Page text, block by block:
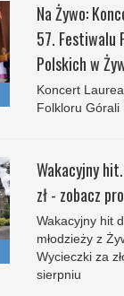
Na Żywo:
57. Festiwalu
Polskich w
Koncert
Folkloru Górali
Wakacyjny
zł - zobacz
Wakacyjny hit
młodzieży z
Wycieczki za
sierpniu